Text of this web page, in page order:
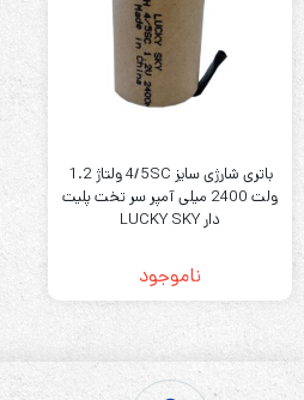
باتری شارژی سایز 4/5SC ولتاژ 1.2
ولت 2400 میلی آمپر سر تخت پلیت
دار LUCKY SKY
ناموجود